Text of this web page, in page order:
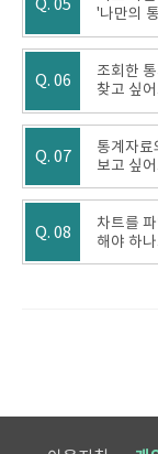
Q. 05
'나만의
Q. 06
조회한
찾고 싶
Q. 07
통계자료
보고 싶
Q. 08
차트를
해야 하